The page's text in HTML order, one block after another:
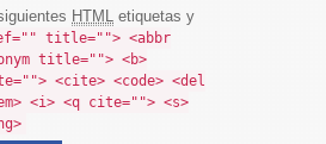
HTML etiquetas y
title=""> <abbr
title=""> <b>
<cite> <code> <del
<i> <q cite=""> <s>